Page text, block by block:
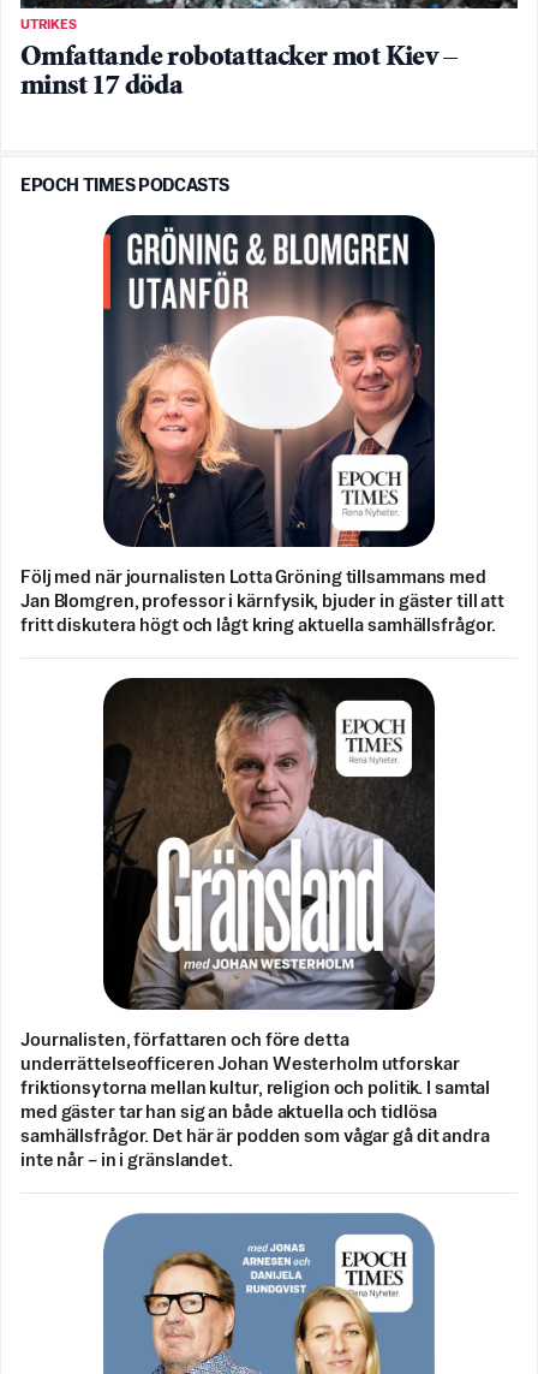
UTRIKES
Omfattande robotattacker mot Kiev –
minst 17 döda
EPOCH TIMES PODCASTS
Följ med när journalisten Lotta Gröning tillsammans med
Jan Blomgren, professor i kärnfysik, bjuder in gäster till att
fritt diskutera högt och lågt kring aktuella samhällsfrågor.
Journalisten, författaren och före detta
underrättelseofficeren Johan Westerholm utforskar
friktionsytorna mellan kultur, religion och politik. I samtal
med gäster tar han sig an både aktuella och tidlösa
samhällsfrågor. Det här är podden som vågar gå dit andra
inte når – in i gränslandet.